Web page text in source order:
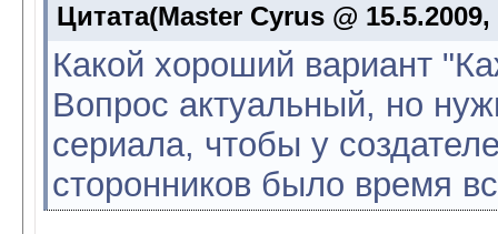
Цитата(Master Cyrus @
Какой хороший вариант
Вопрос актуальный, но
сериала, чтобы у
сторонников было время